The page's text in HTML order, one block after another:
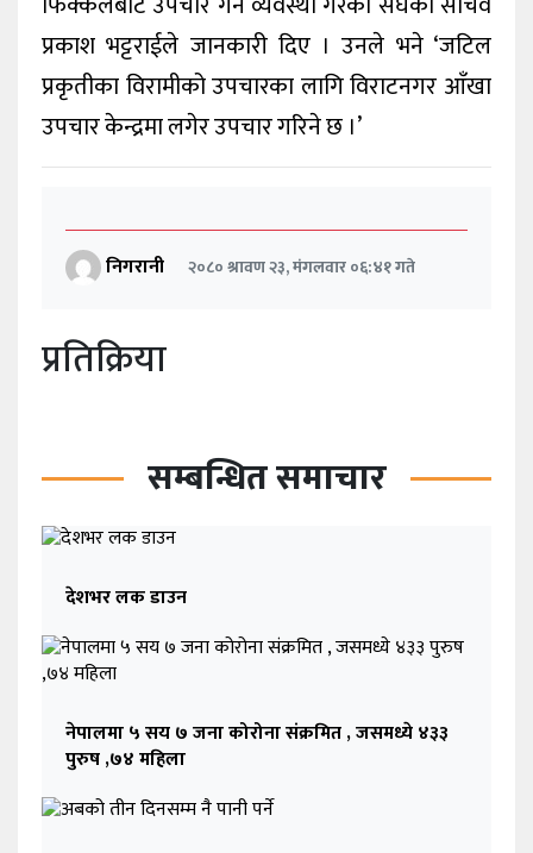
प्रकाश भट्टराईले जानकारी दिए । उनले भने ‘जटिल
प्रकृतीका विरामीको उपचारका लागि विराटनगर आँखा
उपचार केन्द्रमा लगेर उपचार गरिने छ ।’
निगरानी २०८० श्रावण २३, मंगलवार ०६:४१ गते
प्रतिक्रिया
सम्बन्धित समाचार
देशभर लक डाउन
नेपालमा ५ सय ७ जना कोरोना संक्रमित , जसमध्ये ४३३
पुरुष ,७४ महिला